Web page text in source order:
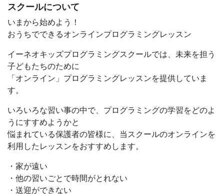
スクールについて
いまから始めよう！
おうちでできるオンラインプログラミングレッスン
イーネオキッズプログラミングスクールでは、未来を担う
子どもたちのために
「オンライン」プログラミングレッスンを提供していま
す。
いろいろな習い事の中で、プログラミングの学習をどのよ
うにすすめようかと
悩まれている保護者の皆様に、当スクールのオンラインを
利用したレッスンをおすすめします。
・家が遠い
・他の習いごとで時間がとれない
・送迎ができない